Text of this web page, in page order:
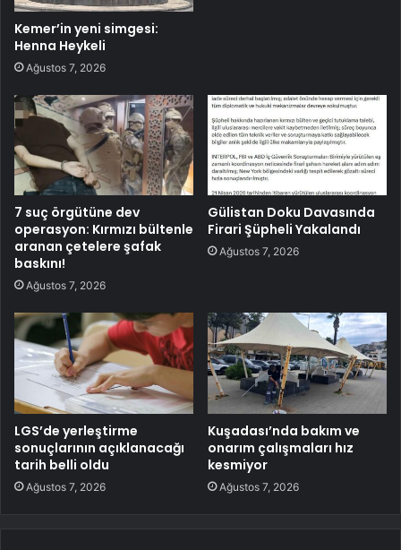
Kemer’in yeni simgesi:
Henna Heykeli
Ağustos 7, 2026
7 suç örgütüne dev
operasyon: Kırmızı bültenle
aranan çetelere şafak
baskını!
Ağustos 7, 2026
Gülistan Doku Davasında
Firari Şüpheli Yakalandı
Ağustos 7, 2026
LGS’de yerleştirme
sonuçlarının açıklanacağı
tarih belli oldu
Ağustos 7, 2026
Kuşadası’nda bakım ve
onarım çalışmaları hız
kesmiyor
Ağustos 7, 2026